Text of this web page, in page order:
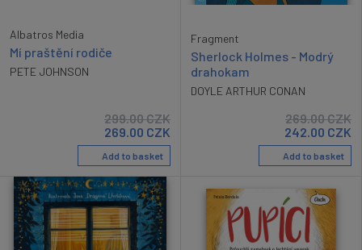
Albatros Media
Mí praštění rodiče
PETE JOHNSON
299.00CZK
269.00 CZK
Add to basket
Fragment
Sherlock Holmes - Modrý
drahokam
DOYLE ARTHUR CONAN
269.00CZK
242.00 CZK
Add to basket